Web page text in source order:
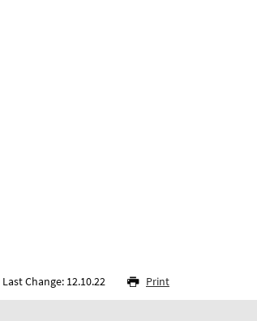
Last Change: 12.10.22 Print